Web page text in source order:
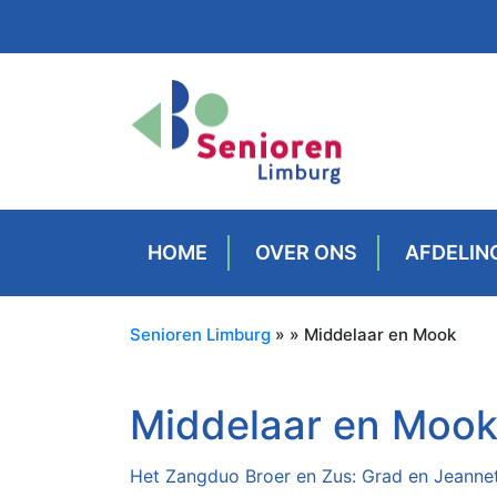
HOME OVER ONS
Senioren Limburg » » Middelaar en Mook
Middelaar en Mook
Het Zangduo Broer en Zus: Grad en